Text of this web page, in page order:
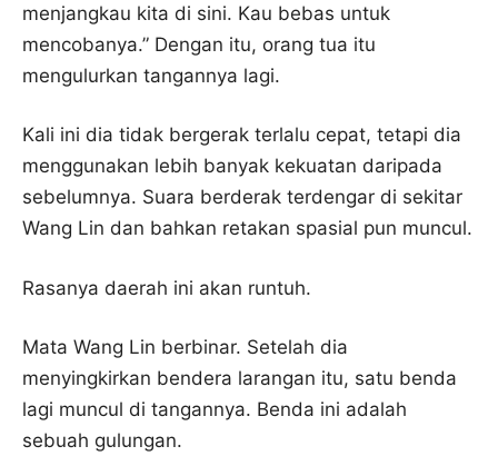
menjangkau kita di sini. Kau bebas untuk
mencobanya.” Dengan itu, orang tua itu
mengulurkan tangannya lagi.
Kali ini dia tidak bergerak terlalu cepat, tetapi dia
menggunakan lebih banyak kekuatan daripada
sebelumnya. Suara berderak terdengar di sekitar
Wang Lin dan bahkan retakan spasial pun muncul.
Rasanya daerah ini akan runtuh.
Mata Wang Lin berbinar. Setelah dia
menyingkirkan bendera larangan itu, satu benda
lagi muncul di tangannya. Benda ini adalah
sebuah gulungan.